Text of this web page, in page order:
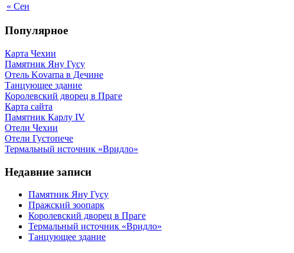
« Сен
Популярное
Карта Чехии
Памятник Яну Гусу
Отель Kovarna в Дечине
Танцующее здание
Королевский дворец в Праге
Карта сайта
Памятник Карлу IV
Отели Чехии
Отели Густопече
Термальный источник «Вридло»
Недавние записи
Памятник Яну Гусу
Пражский зоопарк
Королевский дворец в Праге
Термальный источник «Вридло»
Танцующее здание